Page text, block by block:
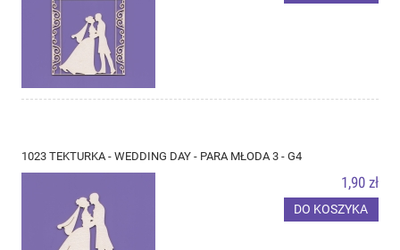
1023 TEKTURKA - WEDDING DAY - PARA MŁODA 3 - G4
1,90 zł
DO KOSZYKA